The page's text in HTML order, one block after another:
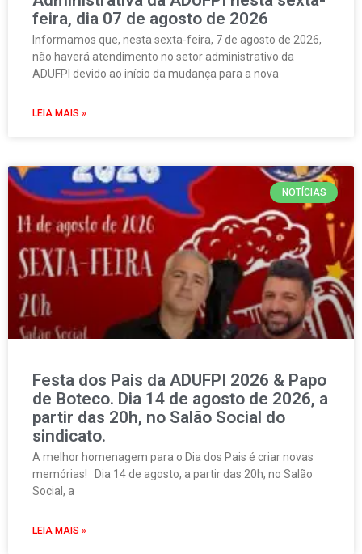
feira, dia 07 de agosto de 2026
Informamos que, nesta sexta-feira, 7 de agosto de 2026,
não haverá atendimento no setor administrativo da
ADUFPI devido ao início da mudança para a nova
LEIA MAIS »
NOTÍCIAS
Festa dos Pais da ADUFPI 2026 & Papo
de Boteco. Dia 14 de agosto de 2026, a
partir das 20h, no Salão Social do
sindicato.
A melhor homenagem para o Dia dos Pais é criar novas
memórias! Dia 14 de agosto, a partir das 20h, no Salão
Social, a
LEIA MAIS »